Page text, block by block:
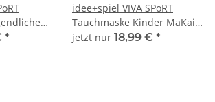
*
idee+spiel VIVA SPoRT
Tauchmaske Kinder MaKai
farblich sortiert 740-21058
jetzt nur 18,99 € *